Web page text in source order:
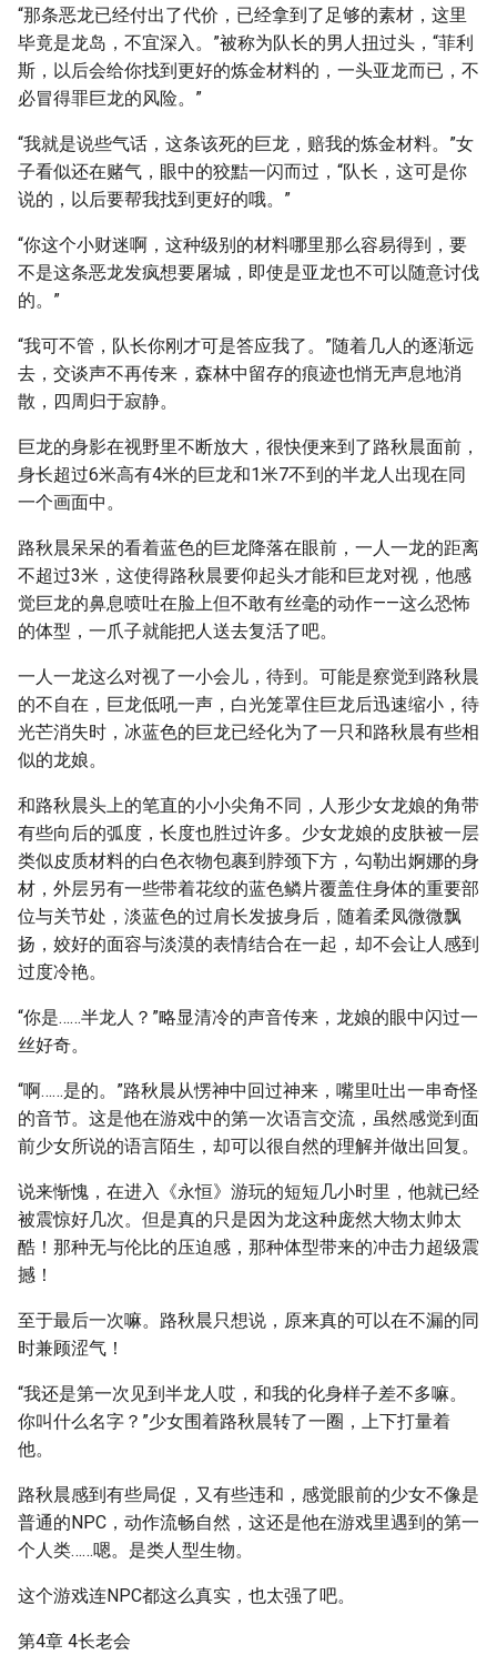
“那条恶龙已经付出了代价，已经拿到了足够的素材，这里
毕竟是龙岛，不宜深入。”被称为队长的男人扭过头，“菲利
斯，以后会给你找到更好的炼金材料的，一头亚龙而已，不
必冒得罪巨龙的风险。”
“我就是说些气话，这条该死的巨龙，赔我的炼金材料。”女
子看似还在赌气，眼中的狡黠一闪而过，“队长，这可是你
说的，以后要帮我找到更好的哦。”
“你这个小财迷啊，这种级别的材料哪里那么容易得到，要
不是这条恶龙发疯想要屠城，即使是亚龙也不可以随意讨伐
的。”
“我可不管，队长你刚才可是答应我了。”随着几人的逐渐远
去，交谈声不再传来，森林中留存的痕迹也悄无声息地消
散，四周归于寂静。
巨龙的身影在视野里不断放大，很快便来到了路秋晨面前，
身长超过6米高有4米的巨龙和1米7不到的半龙人出现在同
一个画面中。
路秋晨呆呆的看着蓝色的巨龙降落在眼前，一人一龙的距离
不超过3米，这使得路秋晨要仰起头才能和巨龙对视，他感
觉巨龙的鼻息喷吐在脸上但不敢有丝毫的动作——这么恐怖
的体型，一爪子就能把人送去复活了吧。
一人一龙这么对视了一小会儿，待到。可能是察觉到路秋晨
的不自在，巨龙低吼一声，白光笼罩住巨龙后迅速缩小，待
光芒消失时，冰蓝色的巨龙已经化为了一只和路秋晨有些相
似的龙娘。
和路秋晨头上的笔直的小小尖角不同，人形少女龙娘的角带
有些向后的弧度，长度也胜过许多。少女龙娘的皮肤被一层
类似皮质材料的白色衣物包裹到脖颈下方，勾勒出婀娜的身
材，外层另有一些带着花纹的蓝色鳞片覆盖住身体的重要部
位与关节处，淡蓝色的过肩长发披身后，随着柔凤微微飘
扬，姣好的面容与淡漠的表情结合在一起，却不会让人感到
过度冷艳。
“你是……半龙人？”略显清冷的声音传来，龙娘的眼中闪过一
丝好奇。
“啊……是的。”路秋晨从愣神中回过神来，嘴里吐出一串奇怪
的音节。这是他在游戏中的第一次语言交流，虽然感觉到面
前少女所说的语言陌生，却可以很自然的理解并做出回复。
说来惭愧，在进入《永恒》游玩的短短几小时里，他就已经
被震惊好几次。但是真的只是因为龙这种庞然大物太帅太
酷！那种无与伦比的压迫感，那种体型带来的冲击力超级震
撼！
至于最后一次嘛。路秋晨只想说，原来真的可以在不漏的同
时兼顾涩气！
“我还是第一次见到半龙人哎，和我的化身样子差不多嘛。
你叫什么名字？”少女围着路秋晨转了一圈，上下打量着
他。
路秋晨感到有些局促，又有些违和，感觉眼前的少女不像是
普通的NPC，动作流畅自然，这还是他在游戏里遇到的第一
个人类……嗯。是类人型生物。
这个游戏连NPC都这么真实，也太强了吧。
第4章 4长老会